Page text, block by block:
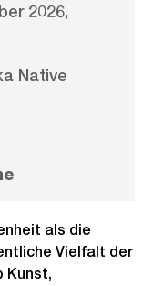
2026,
Native
als die
Vielfalt der
Kunst,